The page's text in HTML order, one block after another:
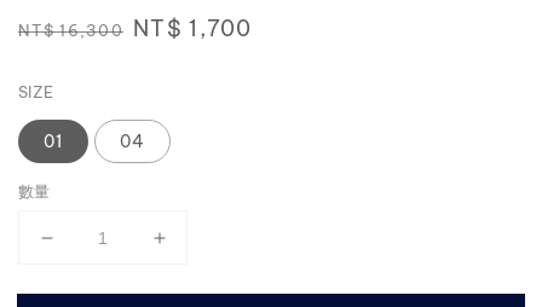
Regular
NT$ 16,300 Sale
NT$ 1,700
SIZE
01 04
數量